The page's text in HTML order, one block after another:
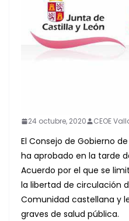
24 octubre, 2020 CEOE
El Consejo de Gobierno
ha aprobado en la tarde
Acuerdo por el que se
la libertad de circulación
Comunidad castellana y
graves de salud pública.